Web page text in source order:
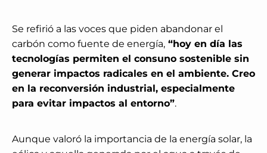
Se refirió a las voces que piden abandonar el
carbón como fuente de energía, “hoy en día las
tecnologías permiten el consuno sostenible sin
generar impactos radicales en el ambiente. Creo
en la reconversión industrial, especialmente
para evitar impactos al entorno”.
Aunque valoró la importancia de la energía solar, la